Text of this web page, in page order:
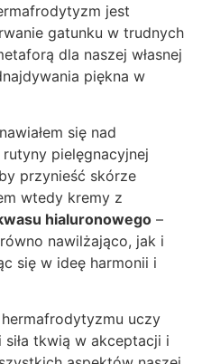
jest
gatunku w trudnych
dla naszej własnej
piękna w
się nad
pielęgnacyjnej
przynieść skórze
wtedy kremy z
hialuronowego –
nawilżająco, jak i
się w ideę harmonii i
uczy
tkwią w akceptacji i